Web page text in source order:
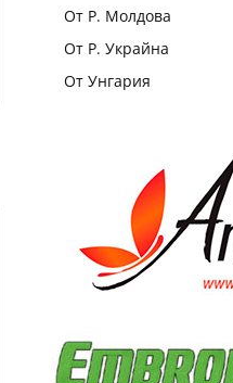
От Р. Молдова
От Р. Украйна
От Унгария